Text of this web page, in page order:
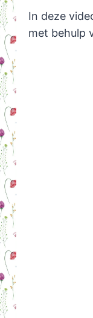
In deze
met behulp